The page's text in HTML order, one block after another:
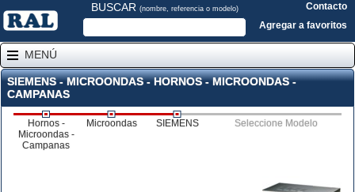
BUSCAR (nombre, referencia o modelo)
Contacto
Agregar a favoritos
MENÚ
SIEMENS - MICROONDAS - HORNOS - MICROONDAS -
CAMPANAS
Hornos -
Microondas -
Campanas
Microondas SIEMENS Seleccione Modelo